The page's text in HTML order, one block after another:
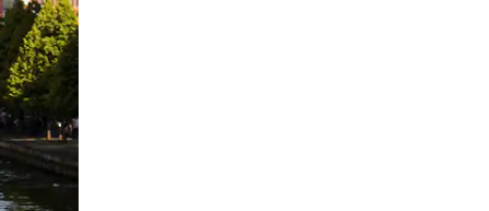
pomocou dotykových gest či potiahnutia prstom.